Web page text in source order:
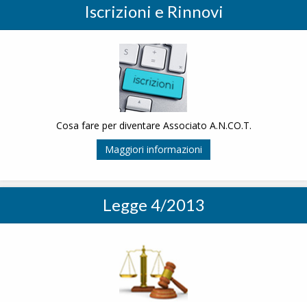
Iscrizioni e Rinnovi
Cosa fare per diventare Associato A.N.CO.T.
Maggiori informazioni
Legge 4/2013